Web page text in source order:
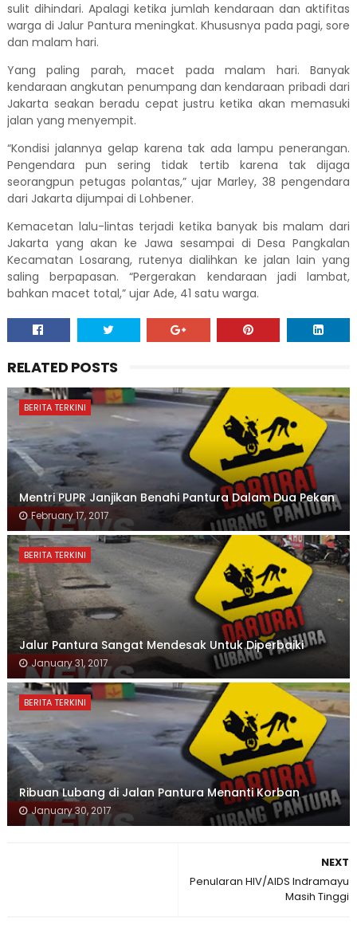
sulit dihindari. Apalagi ketika jumlah kendaraan dan aktifitas
warga di Jalur Pantura meningkat. Khususnya pada pagi, sore
dan malam hari.
Yang paling parah, macet pada malam hari. Banyak
kendaraan angkutan penumpang dan kendaraan pribadi dari
Jakarta seakan beradu cepat justru ketika akan memasuki
jalan yang menyempit.
“Kondisi jalannya gelap karena tak ada lampu penerangan.
Pengendara pun sering tidak tertib karena tak dijaga
seorangpun petugas polantas,” ujar Marley, 38 pengendara
dari Jakarta dijumpai di Lohbener.
Kemacetan lalu-lintas terjadi ketika banyak bis malam dari
Jakarta yang akan ke Jawa sesampai di Desa Pangkalan
Kecamatan Losarang, rutenya dialihkan ke jalan lain yang
saling berpapasan. “Pergerakan kendaraan jadi lambat,
bahkan macet total,” ujar Ade, 41 satu warga.
RELATED POSTS
BERITA TERKINI
Mentri PUPR Janjikan Benahi Pantura Dalam Dua Pekan
February 17, 2017
BERITA TERKINI
Jalur Pantura Sangat Mendesak Untuk Diperbaiki
January 31, 2017
BERITA TERKINI
Ribuan Lubang di Jalan Pantura Menanti Korban
January 30, 2017
NEXT
Penularan HIV/AIDS Indramayu
Masih Tinggi